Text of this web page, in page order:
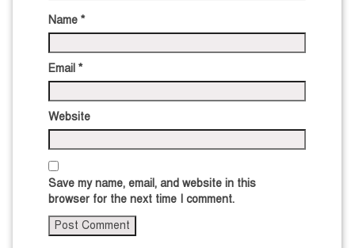
Name *
Email *
Website
Save my name, email, and website in this
browser for the next time I comment.